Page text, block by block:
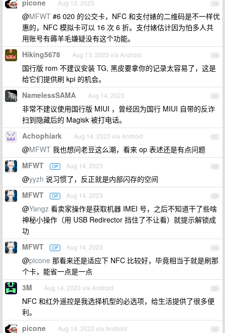
18
picone Aug 13, 2023
@MFWT #6 020 的公交卡，NFC 和支付婊的二维码是不一样优
惠的，NFC 模拟卡可以 16 次 6 折。支付婊估计因为怕多人共
用账号有薅羊毛嫌疑没有这个功能。
19
Hiking5678 Aug 13, 2023 via Android
国行版 rom 不建议安装 TG, 黑皮要拿你的记录太容易了，这是
给它们提供刷 kpi 的机会。
20
NamelessSAMA Aug 14, 2023
非常不建议使用国行版 MIUI ，曾经因为国行 MIUI 自带的反诈
扫到隐藏后的 Magisk 被打电话。
21
Achophiark Aug 14, 2023 via Android
@MFWT 我也想问老豆这么潮，看来 op 表述还是有点问题
22
MFWT OP Aug 14, 2023
@yyzh 说习惯了，反正就是内部闪存的空间
23
MFWT OP Aug 14, 2023
@Yangz 看卖家操作是获取机器 IMEI 号，之后不知道干了些啥
神秘小操作（用 USB Redirector 挡住了不让看）就提示解锁成
功
24
MFWT OP Aug 14, 2023
@picone 那看来还是适应下 NFC 比较好，毕竟相当于就是刷那
个卡，能省一点是一点
25
3M Aug 14, 2023 via Android
NFC 和红外遥控是我选择机型的必选项，给生活提供了很多便
利。
26
picone Aug 14, 2023 via Android